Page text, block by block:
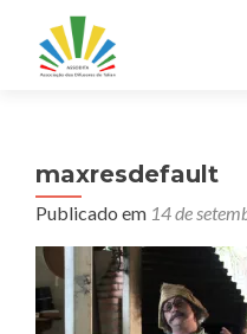
maxresdefault
Publicado em 14 de